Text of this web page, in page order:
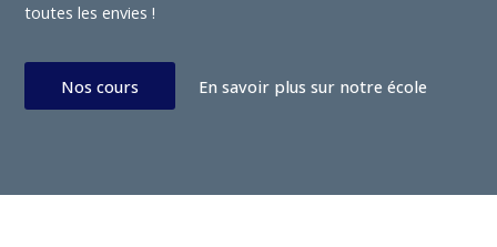
toutes les envies !
Nos cours En savoir plus sur notre école